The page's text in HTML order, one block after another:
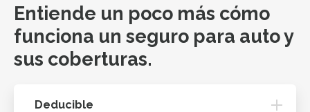
Entiende un poco más cómo
funciona un seguro para auto y
sus coberturas.
Deducible